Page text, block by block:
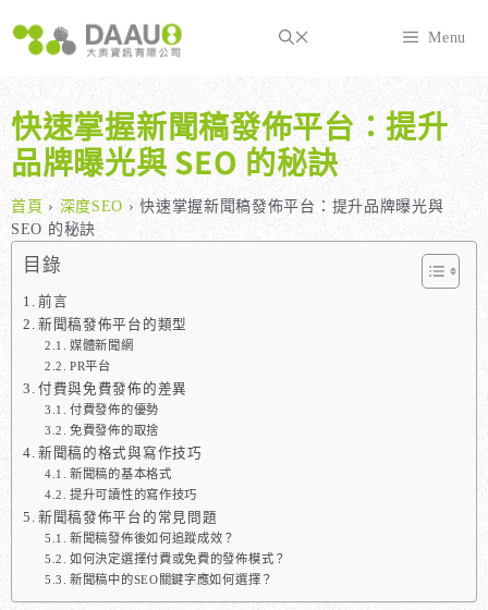
至
內
容
Menu
快速掌握新聞稿發佈平台：提升
品牌曝光與 SEO 的秘訣
首頁 › 深度SEO › 快速掌握新聞稿發佈平台：提升品牌曝光與
SEO 的秘訣
目錄
前言
新聞稿發佈平台的類型
媒體新聞網
PR平台
付費與免費發佈的差異
付費發佈的優勢
免費發佈的取捨
新聞稿的格式與寫作技巧
新聞稿的基本格式
提升可讀性的寫作技巧
新聞稿發佈平台的常見問題
新聞稿發佈後如何追蹤成效？
如何決定選擇付費或免費的發佈模式？
新聞稿中的SEO關鍵字應如何選擇？